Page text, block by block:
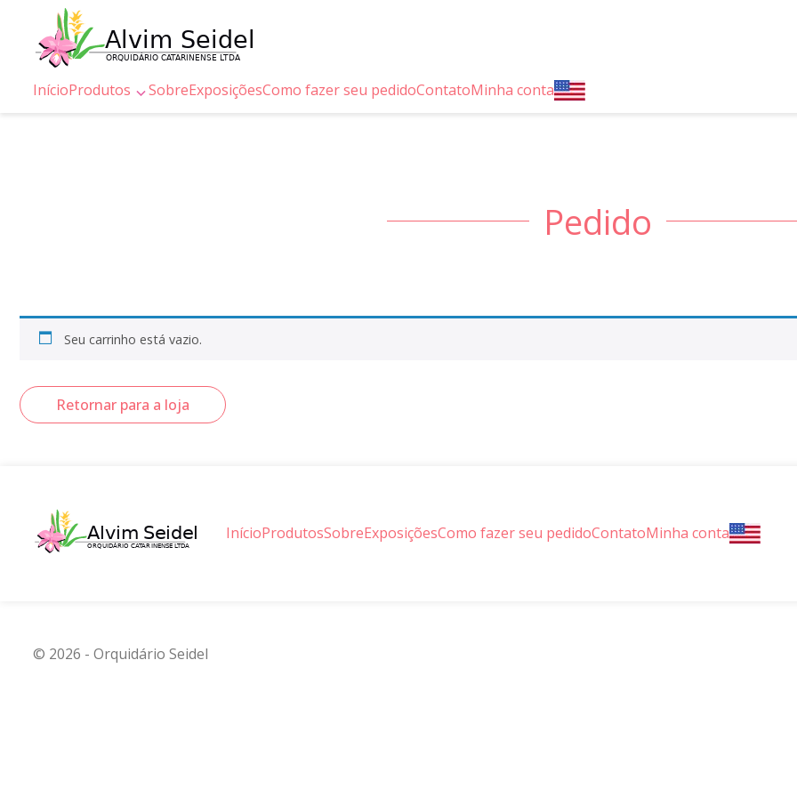
InícioProdutos SobreExposiçõesComo fazer seu pedidoContatoMinha conta
Pedido
Seu carrinho está vazio.
Retornar para a loja
InícioProdutosSobreExposiçõesComo fazer seu pedidoContatoMinha conta
© 2026 - Orquidário Seidel